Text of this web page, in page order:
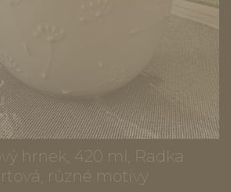
hrnek, 420 ml, Radka
různé motivy